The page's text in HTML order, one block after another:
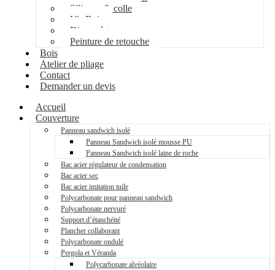
Silicone & colle
Vis Bois
Disque à tronçonner
Peinture de retouche
Bois
Atelier de pliage
Contact
Demander un devis
Accueil
Couverture
Panneau sandwich isolé
Panneau Sandwich isolé mousse PU
Panneau Sandwich isolé laine de roche
Bac acier régulateur de condensation
Bac acier sec
Bac acier imitation tuile
Polycarbonate pour panneau sandwich
Polycarbonate nervuré
Support d’étanchéité
Plancher collaborant
Polycarbonate ondulé
Pergola et Véranda
Polycarbonate alvéolaire